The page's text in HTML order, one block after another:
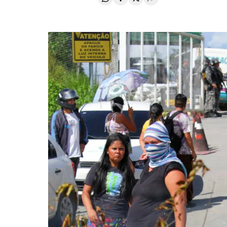
Compartir en Whatsapp
Compartir en Facebook
Compartir en Twitter
Desplegar Redes